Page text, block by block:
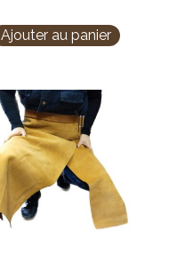
Ajouter au panier